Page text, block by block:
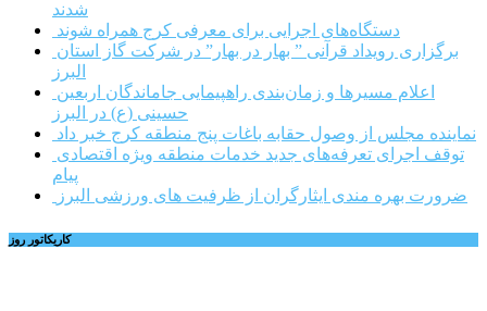
شدند
دستگاه‌های اجرایی برای معرفی کرج همراه شوند
البرز
حسینی (ع) در البرز
نماینده مجلس از وصول حقابه باغات پنج منطقه کرج خبر داد
پیام
ضرورت بهره مندی ایثارگران از ظرفیت های ورزشی البرز
کاریکاتور روز